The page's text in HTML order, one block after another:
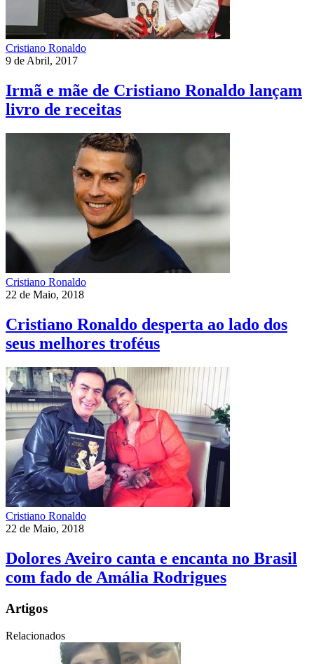
Cristiano Ronaldo
9 de Abril, 2017
Irmã e mãe de Cristiano Ronaldo lançam
livro de receitas
Cristiano Ronaldo
22 de Maio, 2018
Cristiano Ronaldo desperta ao lado dos
seus melhores troféus
Cristiano Ronaldo
22 de Maio, 2018
Dolores Aveiro canta e encanta no Brasil
com fado de Amália Rodrigues
Artigos
Relacionados